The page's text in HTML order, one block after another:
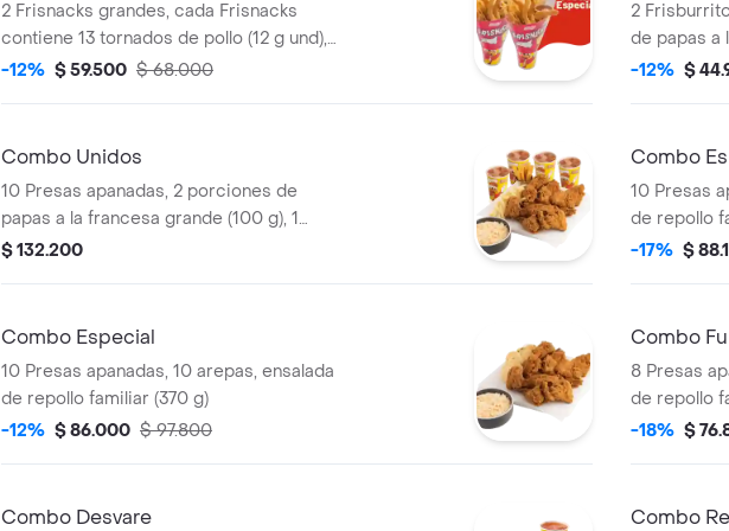
2 Frisnacks grandes, cada Frisnacks
contiene 13 tornados de pollo (12 g und),
papas a la francesa grande (100 g )y
-12% $ 59.500 $ 68.000
2
de papas a
und) y 2
-12% $
Combo Unidos
10 Presas apanadas, 2 porciones de
papas a la francesa grande (100 g), 1
porción de yuca stick (10 und), ensalada
$ 132.200
Combo
10 Presas
de repollo
litros)
-17% $
Combo Especial
10 Presas apanadas, 10 arepas, ensalada
de repollo familiar (370 g)
-12% $ 86.000 $ 97.800
Combo
8 Presas
de repollo
litros)
-18% $
Combo Desvare Combo